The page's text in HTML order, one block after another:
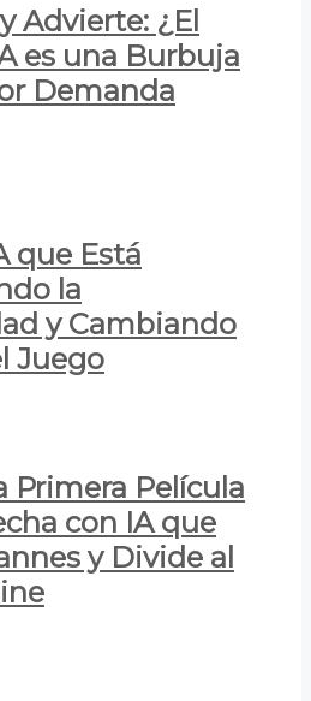
Advierte: ¿El
es una Burbuja
Demanda
que Está
la
y Cambiando
Juego
Primera Película
con IA que
y Divide al